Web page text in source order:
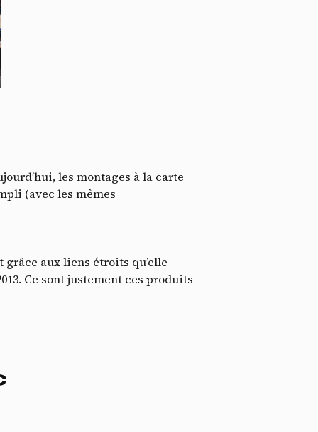
les montages à la carte
(avec les mêmes
aux liens étroits qu’elle
Ce sont justement ces produits